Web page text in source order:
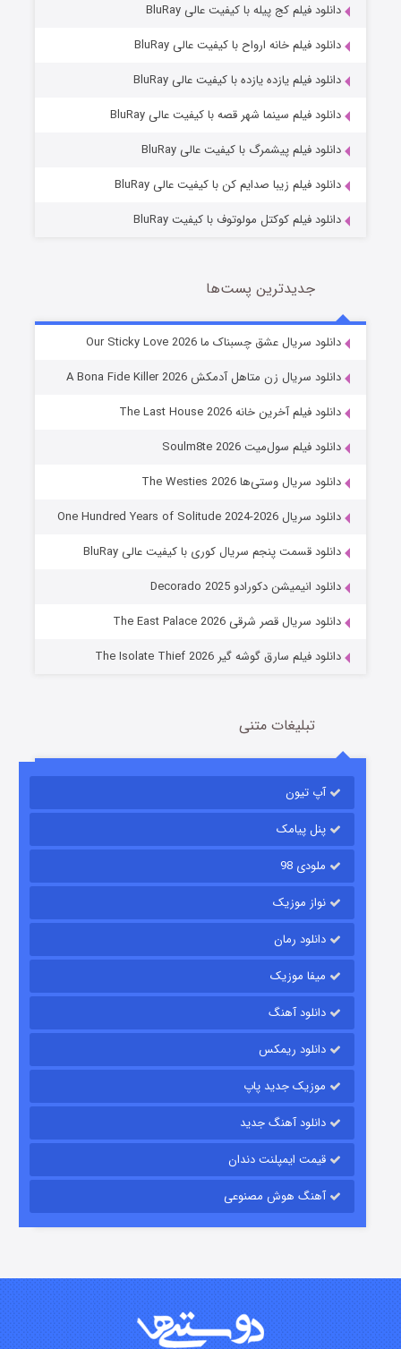
فروشگاهی برای قاتلان فصل ۲
شوهر
قسمت2 (زیرنویس)
شکست استوارت در نجات جهان
قسمت
قسمت7 (زیرنویس) منتشر شد
دانلود فیلم کج‌ پیله با کیفیت عالی BluRay
دانلود فیلم خانه ارواح با کیفیت عالی BluRay
دانلود فیلم یازده یازده با کیفیت عالی BluRay
دانلود فیلم سینما شهر قصه با کیفیت عالی BluRay
دانلود فیلم پیشمرگ با کیفیت عالی BluRay
دانلود فیلم زیبا صدایم کن با کیفیت عالی BluRay
دانلود فیلم کوکتل مولوتوف با کیفیت BluRay
جدیدترین پست‌ها
دانلود سریال عشق چسبناک ما Our Sticky Love 2026
دانلود سریال زن متاهل آدمکش A Bona Fide Killer 2026
دانلود فیلم آخرین خانه The Last House 2026
دانلود فیلم سول‌میت Soulm8te 2026
دانلود سریال وستی‌ها The Westies 2026
دانلود سریال One Hundred Years of Solitude 2024-2026
دانلود قسمت پنجم سریال کوری با کیفیت عالی BluRay
دانلود انیمیشن دکورادو Decorado 2025
دانلود سریال قصر شرقی The East Palace 2026
دانلود فیلم سارق گوشه گیر The Isolate Thief 2026
تبلیغات متنی
آپ تیون
پنل پیامک
ملودی 98
نواز موزیک
دانلود رمان
میفا موزیک
دانلود آهنگ
دانلود ریمکس
موزیک جدید پاپ
دانلود آهنگ جدید
قیمت ایمپلنت دندان
آهنگ هوش مصنوعی